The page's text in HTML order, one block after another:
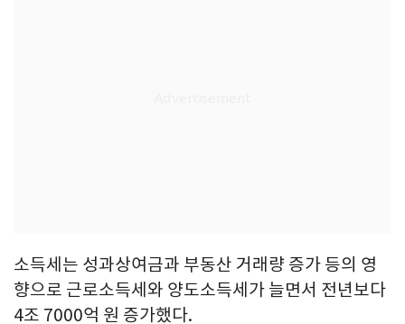
소득세는 성과상여금과 부동산 거래량 증가 등의 영
향으로 근로소득세와 양도소득세가 늘면서 전년보다
4조 7000억 원 증가했다.